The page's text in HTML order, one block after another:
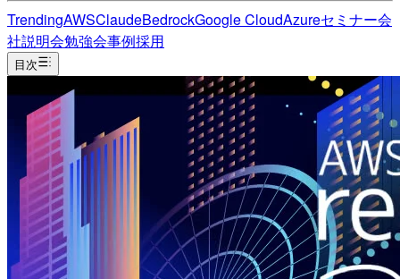
TrendingAWSClaudeBedrockGoogle CloudAzureセミナー会
社説明会勉強会事例採用
目次